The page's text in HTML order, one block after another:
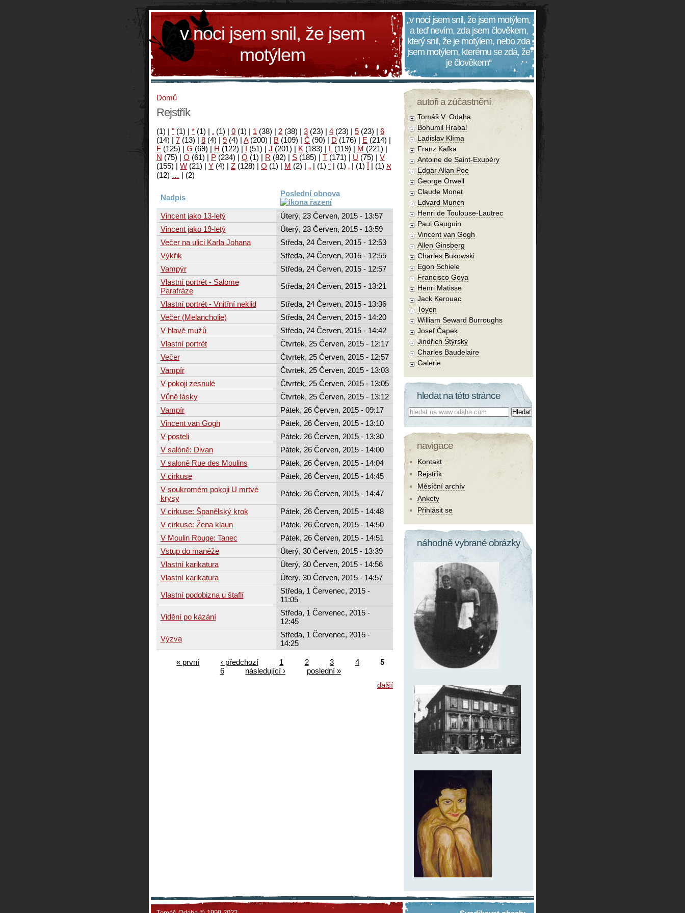
v noci jsem snil, že jsem
motýlem
„v noci jsem snil, že jsem motýlem,
a teď nevím, zda jsem člověkem,
který snil, že je motýlem, nebo zda
jsem motýlem, kterému se zdá, že
je člověkem“
Domů
Rejstřík
(1) | " (1) | * (1) | . (1) | 0 (1) | 1 (38) | 2 (38) | 3 (23) | 4 (23) | 5 (23) | 6
(14) | 7 (13) | 8 (4) | 9 (4) | A(200) | B (109) | Č (90) | D (176) | E (214) |
F (125) | G (69) | H (122) | I (51) | J (201) | K (183) | L(119) | M (221) |
N (75) | O (61) | P (234) | Q (1) | R (82) | S (185) | T (171) | U (75) | V
(155) | W (21) | Y (4) | Z (128) | Ο (1) | М (2) | א (1)
| آ (1)
|
‚
(1)
|
“
(1)
|
„
(2)
|
…
(12)
Nadpis Poslední obnova
Vincent jako 13-letý
Úterý, 23 Červen, 2015 - 13:57
Vincent jako 19-letý
Úterý, 23 Červen, 2015 - 13:59
Večer na ulici Karla Johana
Středa, 24 Červen, 2015 - 12:53
Výkřik
Středa, 24 Červen, 2015 - 12:55
Vampýr
Středa, 24 Červen, 2015 - 12:57
Vlastní portrét - Salome
Parafráze
Středa, 24 Červen, 2015 - 13:21
Vlastní portrét - Vnitřní neklid
Středa, 24 Červen, 2015 - 13:36
Večer (Melancholie)
Středa, 24 Červen, 2015 - 14:20
V hlavě mužů
Středa, 24 Červen, 2015 - 14:42
Vlastní portrét
Čtvrtek, 25 Červen, 2015 - 12:17
Večer
Čtvrtek, 25 Červen, 2015 - 12:57
Vampír
Čtvrtek, 25 Červen, 2015 - 13:03
V pokoji zesnulé
Čtvrtek, 25 Červen, 2015 - 13:05
Vůně lásky
Čtvrtek, 25 Červen, 2015 - 13:12
Vampír
Pátek, 26 Červen, 2015 - 09:17
Vincent van Gogh
Pátek, 26 Červen, 2015 - 13:10
V posteli
Pátek, 26 Červen, 2015 - 13:30
V salóně: Divan
Pátek, 26 Červen, 2015 - 14:00
V saloně Rue des Moulins
Pátek, 26 Červen, 2015 - 14:04
V cirkuse
Pátek, 26 Červen, 2015 - 14:45
V soukromém pokoji U mrtvé
krysy
Pátek, 26 Červen, 2015 - 14:47
V cirkuse: Španělský krok
Pátek, 26 Červen, 2015 - 14:48
V cirkuse: Žena klaun
Pátek, 26 Červen, 2015 - 14:50
V Moulin Rouge: Tanec
Pátek, 26 Červen, 2015 - 14:51
Vstup do manéže
Úterý, 30 Červen, 2015 - 13:39
Vlastní karikatura
Úterý, 30 Červen, 2015 - 14:56
Vlastní karikatura
Úterý, 30 Červen, 2015 - 14:57
Vlastní podobizna u štaflí
Středa, 1 Červenec, 2015 -
11:05
Vidění po kázání
Středa, 1 Červenec, 2015 -
12:45
Výzva
Středa, 1 Červenec, 2015 -
14:25
« první ‹ předchozí 1 2 3 4
5
6
následující ›
poslední »
další
autoři a zúčastnění
Tomáš V. Odaha
Bohumil Hrabal
Ladislav Klíma
Franz Kafka
Antoine de Saint-Exupéry
Edgar Allan Poe
George Orwell
Claude Monet
Edvard Munch
Henri de Toulouse-Lautrec
Paul Gauguin
Vincent van Gogh
Allen Ginsberg
Charles Bukowski
Egon Schiele
Francisco Goya
Henri Matisse
Jack Kerouac
Toyen
William Seward Burroughs
Josef Čapek
Jindřich Štýrský
Charles Baudelaire
Galerie
hledat na této stránce
Co hledat:
navigace
Kontakt
Rejstřík
Měsíční archív
Ankety
Přihlásit se
náhodně vybrané obrázky